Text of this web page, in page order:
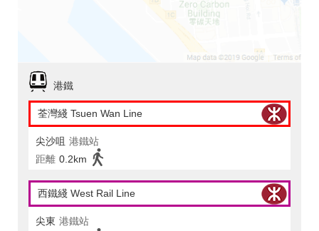
港鐵
荃灣綫 Tsuen Wan Line
尖沙咀 港鐵站
距離 0.2km
西鐵綫 West Rail Line
尖東 港鐵站